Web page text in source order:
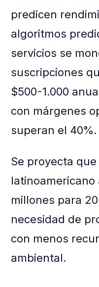
predicen
algoritmos
servicios se
suscripciones
$500-1.000
con márgenes
superan el 40%.
Se proyecta
latinoamericano
millones para
necesidad de
con menos
ambiental.